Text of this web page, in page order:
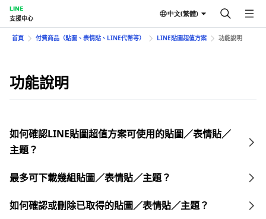
LINE
支援中心
中文(繁體)
首頁 付費商品（貼圖、表情貼、LINE代幣等） LINE貼圖超值方案 功能說明
功能說明
如何確認LINE貼圖超值方案可使用的貼圖／表情貼／
主題？
最多可下載幾組貼圖／表情貼／主題？
如何確認或刪除已取得的貼圖／表情貼／主題？